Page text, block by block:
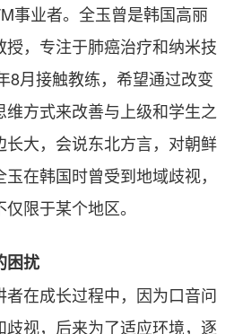
事业者。全玉曾是韩国高丽
，专注于肺癌治疗和纳米技
8月接触教练，希望通过改变
方式来改善与上级和学生之
大，会说东北方言，对朝鲜
在韩国时曾受到地域歧视，
限于某个地区。
困扰
在成长过程中，因为口音问
视，后来为了适应环境，逐